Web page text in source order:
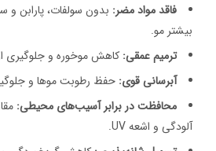
فاقد مواد مضر: بدون سولفات، پارابن و
بیشتر مو.
ترمیم عمقی: کاهش موخوره و جلوگیری
آبرسانی قوی: حفظ رطوبت موها و
محافظت در برابر آسیب‌های محیطی:
آلودگی و اشعه UV.